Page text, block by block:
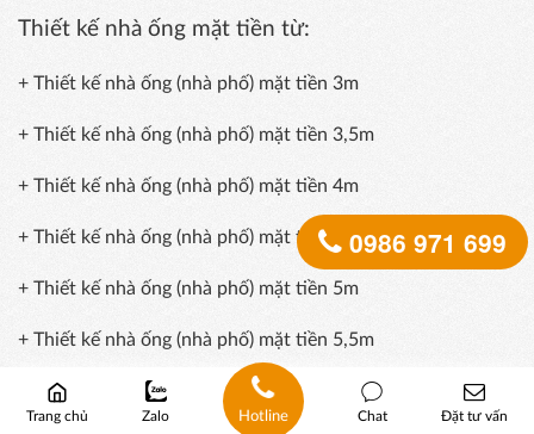
Thiết kế nhà ống mặt tiền từ:
+ Thiết kế nhà ống (nhà phố) mặt tiền 3m
+ Thiết kế nhà ống (nhà phố) mặt tiền 3,5m
+ Thiết kế nhà ống (nhà phố) mặt tiền 4m
+ Thiết kế nhà ống (nhà phố) mặt tiền 4,5m
+ Thiết kế nhà ống (nhà phố) mặt tiền 5m
+ Thiết kế nhà ống (nhà phố) mặt tiền 5,5m
+ Thiết kế nhà ống (nhà phố) mặt tiền 6m
0986 971 699
Trang chủ Zalo Hotline Chat Đặt tư vấn